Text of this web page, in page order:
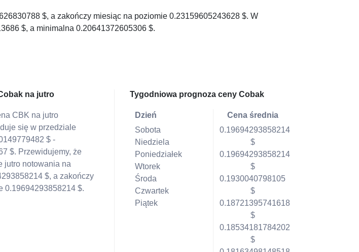
$, a zakończy miesiąc na poziomie 0.23159605243628 $. W
$, a minimalna 0.20641372605306 $.
na jutro
CBK na jutro
się w przedziale
$ -
$. Przewidujemy, że
jutro notowania na
$, a zakończy
0.19694293858214 $.
Tygodniowa prognoza ceny Cobak
Dzień
Sobota
Niedziela
Poniedziałek
Wtorek
Środa
Czwartek
Piątek
Cena średnia
0.19694293858214
$
0.19694293858214
$
0.1930040798105
$
0.18721395741618
$
0.18534181784202
$